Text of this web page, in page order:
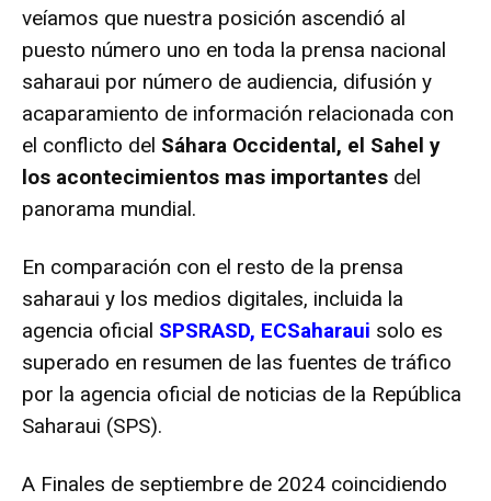
veíamos que nuestra posición ascendió al
puesto número uno en toda la prensa nacional
saharaui por número de audiencia, difusión y
acaparamiento de información relacionada con
el conflicto del Sáhara Occidental, el Sahel y
los acontecimientos mas importantes del
panorama mundial.
En comparación con el resto de la prensa
saharaui y los medios digitales, incluida la
agencia oficial SPSRASD, ECSaharaui solo es
superado en resumen de las fuentes de tráfico
por la agencia oficial de noticias de la República
Saharaui (SPS).
A Finales de septiembre de 2024 coincidiendo